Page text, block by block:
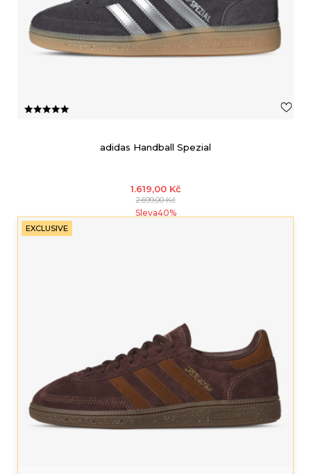
adidas Handball Spezial
1.619,00 Kč
2.699,00Kč
Sleva40%
EXCLUSIVE